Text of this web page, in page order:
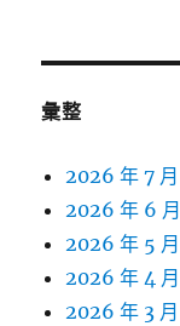
彙整
2026 年 7 月
2026 年 6 月
2026 年 5 月
2026 年 4 月
2026 年 3 月